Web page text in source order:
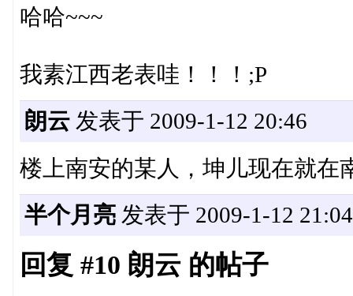
哈哈~~~
我素江西老表哇！！！;P
朗云发表于 2009-1-12 20:46
楼上南安的某人，坤儿现在就在
半个月亮发表于 2009-1-12 21:04
回复 #10 朗云 的帖子